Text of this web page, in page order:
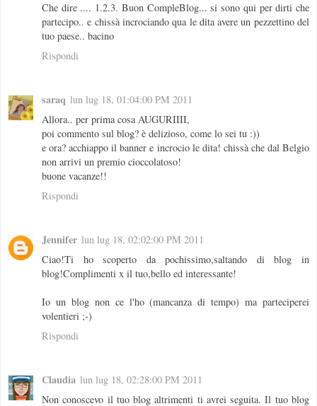
Che dire .... 1.2.3. Buon CompleBlog... si sono qui per dirti che
partecipo.. e chissà incrociando qua le dita avere un pezzettino del
tuo paese.. bacino
Rispondi
saraq lun lug 18, 01:04:00 PM 2011
Allora.. per prima cosa AUGURIIII,
poi commento sul blog? è delizioso, come lo sei tu :))
e ora? acchiappo il banner e incrocio le dita! chissà che dal Belgio
non arrivi un premio cioccolatoso!
buone vacanze!!
Rispondi
Jennifer lun lug 18, 02:02:00 PM 2011
Ciao!Ti ho scoperto da pochissimo,saltando di blog in
blog!Complimenti x il tuo,bello ed interessante!
Io un blog non ce l'ho (mancanza di tempo) ma parteciperei
volentieri ;-)
Rispondi
Claudia lun lug 18, 02:28:00 PM 2011
Non conoscevo il tuo blog altrimenti ti avrei seguita. Il tuo blog